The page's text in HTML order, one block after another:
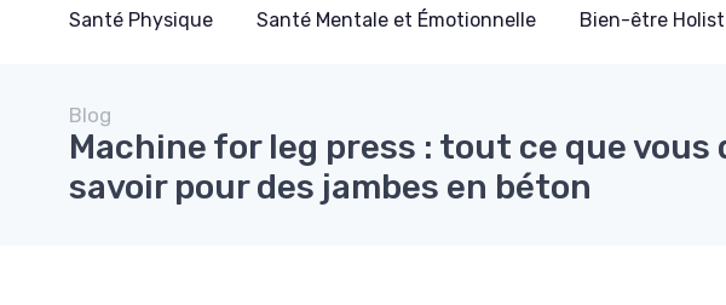
Santé Physique Santé Mentale et Émotionnelle Bien-être
Blog
Machine for leg press : tout ce que vous
savoir pour des jambes en béton